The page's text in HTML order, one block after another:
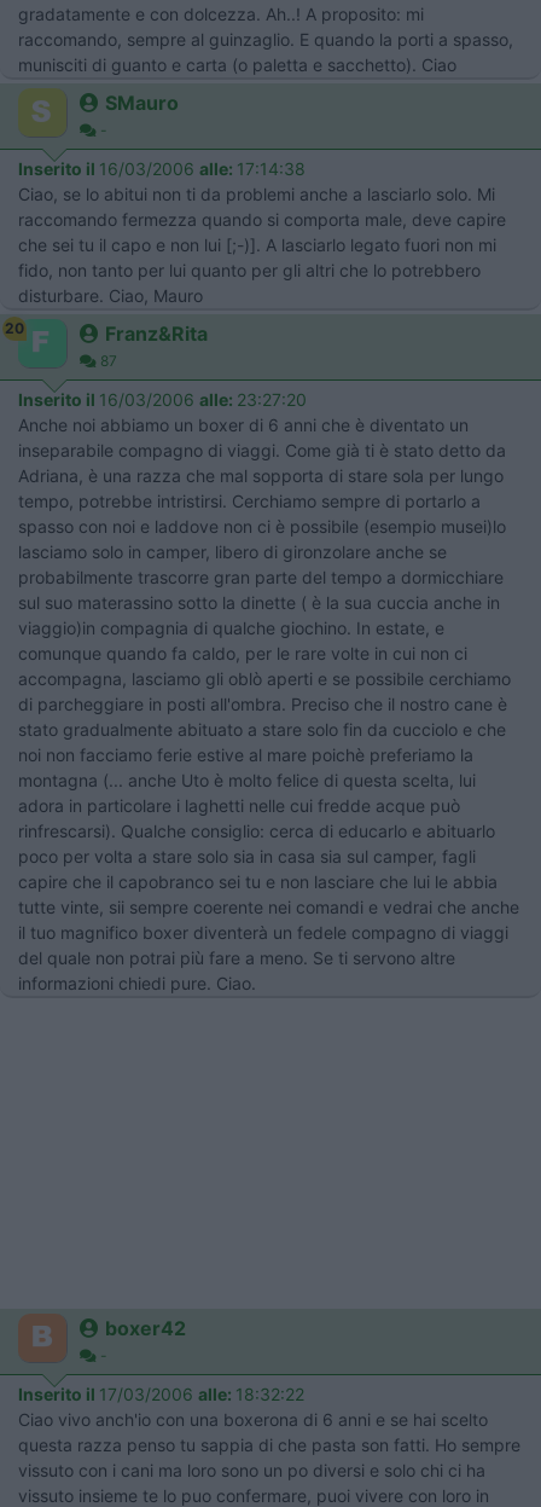
gradatamente e con dolcezza. Ah..! A proposito: mi
raccomando, sempre al guinzaglio. E quando la porti a spasso,
munisciti di guanto e carta (o paletta e sacchetto). Ciao
SMauro
-
Inserito il 16/03/2006 alle: 17:14:38
Ciao, se lo abitui non ti da problemi anche a lasciarlo solo. Mi
raccomando fermezza quando si comporta male, deve capire
che sei tu il capo e non lui [;-)]. A lasciarlo legato fuori non mi
fido, non tanto per lui quanto per gli altri che lo potrebbero
disturbare. Ciao, Mauro
20 Franz&Rita
87
Inserito il 16/03/2006 alle: 23:27:20
Anche noi abbiamo un boxer di 6 anni che è diventato un
inseparabile compagno di viaggi. Come già ti è stato detto da
Adriana, è una razza che mal sopporta di stare sola per lungo
tempo, potrebbe intristirsi. Cerchiamo sempre di portarlo a
spasso con noi e laddove non ci è possibile (esempio musei)lo
lasciamo solo in camper, libero di gironzolare anche se
probabilmente trascorre gran parte del tempo a dormicchiare
sul suo materassino sotto la dinette ( è la sua cuccia anche in
viaggio)in compagnia di qualche giochino. In estate, e
comunque quando fa caldo, per le rare volte in cui non ci
accompagna, lasciamo gli oblò aperti e se possibile cerchiamo
di parcheggiare in posti all'ombra. Preciso che il nostro cane è
stato gradualmente abituato a stare solo fin da cucciolo e che
noi non facciamo ferie estive al mare poichè preferiamo la
montagna (... anche Uto è molto felice di questa scelta, lui
adora in particolare i laghetti nelle cui fredde acque può
rinfrescarsi). Qualche consiglio: cerca di educarlo e abituarlo
poco per volta a stare solo sia in casa sia sul camper, fagli
capire che il capobranco sei tu e non lasciare che lui le abbia
tutte vinte, sii sempre coerente nei comandi e vedrai che anche
il tuo magnifico boxer diventerà un fedele compagno di viaggi
del quale non potrai più fare a meno. Se ti servono altre
informazioni chiedi pure. Ciao.
boxer42
-
Inserito il 17/03/2006 alle: 18:32:22
Ciao vivo anch'io con una boxerona di 6 anni e se hai scelto
questa razza penso tu sappia di che pasta son fatti. Ho sempre
vissuto con i cani ma loro sono un po diversi e solo chi ci ha
vissuto insieme te lo puo confermare, puoi vivere con loro in